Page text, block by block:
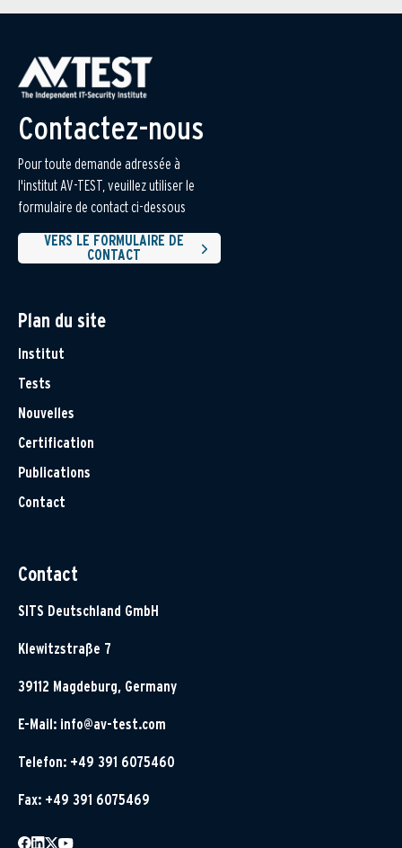
Contactez-nous
Pour toute demande adressée à
l'institut AV-TEST, veuillez utiliser le
formulaire de contact ci-dessous
VERS LE FORMULAIRE DE
CONTACT
Plan du site
Institut
Tests
Nouvelles
Certification
Publications
Contact
Contact
SITS Deutschland GmbH
Klewitzstraße 7
39112 Magdeburg, Germany
E-Mail: info@av-test.com
Telefon: +49 391 6075460
Fax: +49 391 6075469